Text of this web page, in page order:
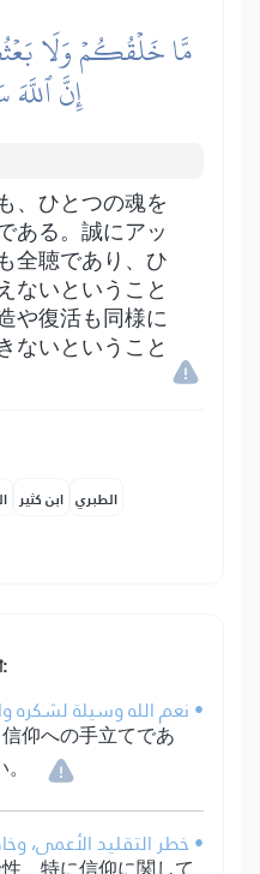
مَّا خَلۡقُكُمۡ وَلَا
إِنَّ
、ひとつの魂を
ある。誠にアッ
全聴であり、ひ
ないということ
や復活も同様に
ないということ
ابن كثير الطبري
• نعم الله وسيلة لشكره
仰への手立てであ
• خطر التقليد الأعمى،